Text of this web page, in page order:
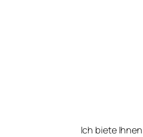
Ich biete